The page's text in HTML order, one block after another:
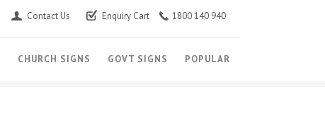
Contact Us Enquiry Cart 1800 140 940
CHURCH SIGNS GOVT SIGNS POPULAR